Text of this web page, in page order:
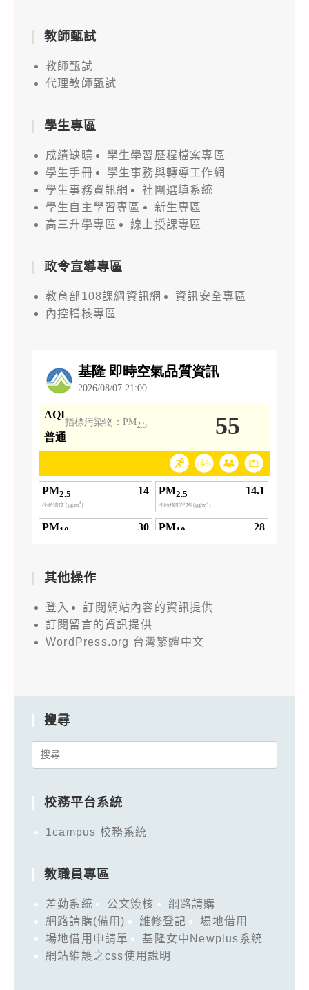
教師甄試
教師甄試
代理教師甄試
學生專區
成績缺曠
學生學習歷程檔案專區
學生手冊
學生事務與轉導工作網
學生事務資訊網
社團選填系統
學生自主學習專區
新生專區
高三升學專區
線上授課專區
政令宣導專區
教育部108課綱資訊網
資訊安全專區
內控稽核專區
其他操作
登入
訂閱網站內容的資訊提供
訂閱留言的資訊提供
WordPress.org 台灣繁體中文
搜尋
Search
校務平台系統
1campus 校務系統
教職員專區
差勤系統 公文簽核
網路請購
網路請購(備用)
維修登記
場地借用
場地借用申請單
基隆女中Newplus系統
網站維護之css使用說明